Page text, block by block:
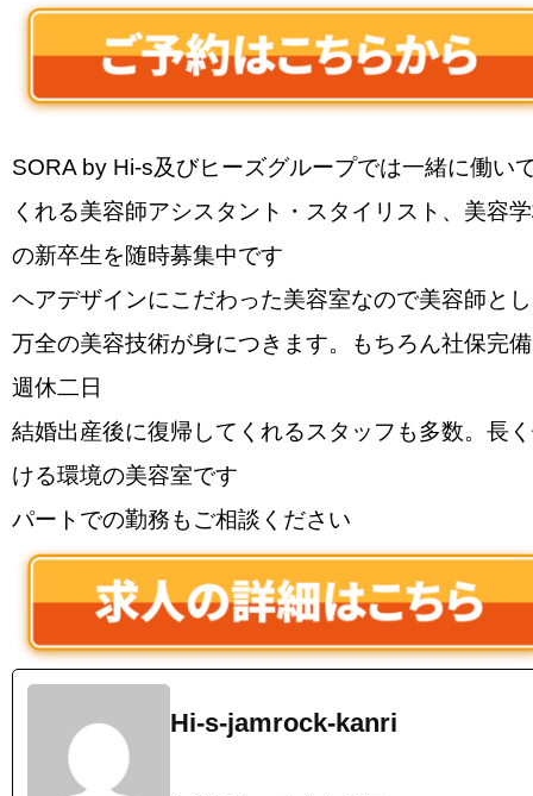
SORA by Hi-s及びヒーズグループでは一緒に働い
くれる美容師アシスタント・スタイリスト、美容
の新卒生を随時募集中です
ヘアデザインにこだわった美容室なので美容師と
万全の美容技術が身につきます。もちろん社保完
週休二日
結婚出産後に復帰してくれるスタッフも多数。長
ける環境の美容室です
パートでの勤務もご相談ください
Hi-s-jamrock-kanri